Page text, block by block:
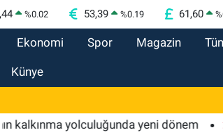
%0.02 53,39 %0.19 61,60 %
Ekonomi Spor Magazin
Künye
yolculuğunda yeni dönem 20:55